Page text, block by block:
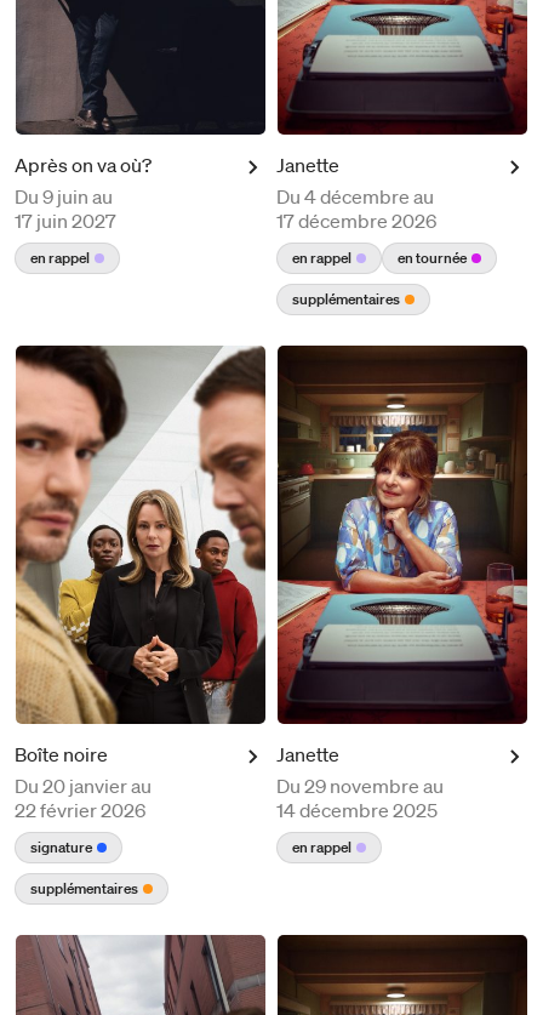
​​​Après on va où?
Du 9 juin au
17 juin 2027
en rappel
Janette
Du 4 décembre au
17 décembre 2026
en rappel
en tournée
supplémentaires
Boîte noire
Du 20 janvier au
22 février 2026
signature
supplémentaires
Janette
Du 29 novembre au
14 décembre 2025
en rappel